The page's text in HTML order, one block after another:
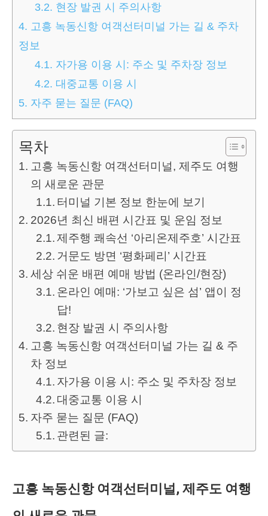
3.2. 현장 발권 시 주의사항
4. 고흥 녹동신항 여객선터미널 가는 길 & 주차
정보
4.1. 자가용 이용 시: 주소 및 주차장 정보
4.2. 대중교통 이용 시
5. 자주 묻는 질문 (FAQ)
목차
고흥 녹동신항 여객선터미널, 제주도 여행
의 새로운 관문
터미널 기본 정보 한눈에 보기
2026년 최신 배편 시간표 및 운임 정보
제주행 쾌속선 ‘아리온제주호’ 시간표
거문도 방면 ‘평화페리’ 시간표
세상 쉬운 배편 예매 방법 (온라인/현장)
온라인 예매: ‘가보고 싶은 섬’ 앱이 정
답!
현장 발권 시 주의사항
고흥 녹동신항 여객선터미널 가는 길 & 주
차 정보
자가용 이용 시: 주소 및 주차장 정보
대중교통 이용 시
자주 묻는 질문 (FAQ)
관련된 글:
고흥 녹동신항 여객선터미널, 제주도 여행